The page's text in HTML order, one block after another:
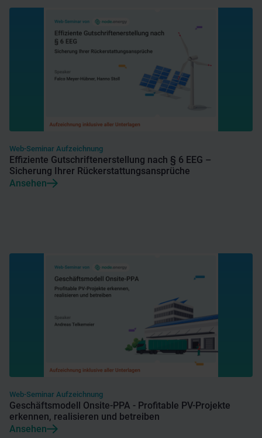
Web-Seminar Aufzeichnung
Effiziente Gutschriftenerstellung nach § 6 EEG –
Sicherung Ihrer Rückerstattungsansprüche
Ansehen
Web-Seminar Aufzeichnung
Geschäftsmodell Onsite-PPA - Profitable PV-Projekte
erkennen, realisieren und betreiben
Ansehen